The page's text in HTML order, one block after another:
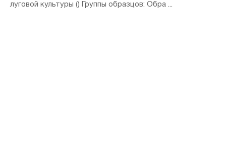
луговой культуры () Группы образцов: Обра ...